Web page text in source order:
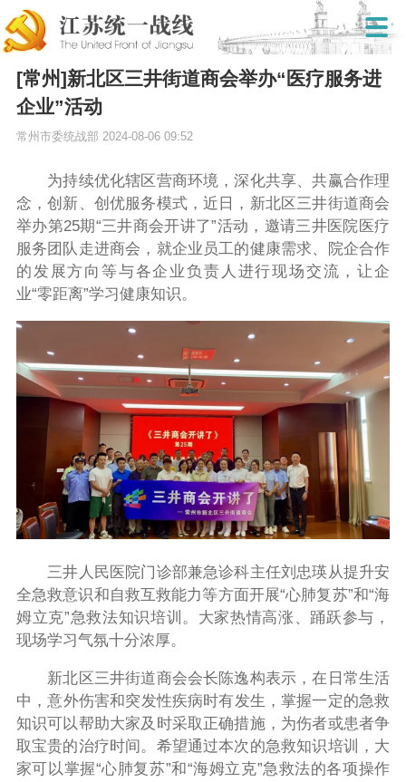
[常州]新北区三井街道商会举办“医疗服务进
企业”活动
常州市委统战部 2024-08-06 09:52
为持续优化辖区营商环境，深化共享、共赢合作理
念，创新、创优服务模式，近日，新北区三井街道商会
举办第25期“三井商会开讲了”活动，邀请三井医院医疗
服务团队走进商会，就企业员工的健康需求、院企合作
的发展方向等与各企业负责人进行现场交流，让企
业“零距离”学习健康知识。
三井人民医院门诊部兼急诊科主任刘忠瑛从提升安
全急救意识和自救互救能力等方面开展“心肺复苏”和“海
姆立克”急救法知识培训。大家热情高涨、踊跃参与，
现场学习气氛十分浓厚。
新北区三井街道商会会长陈逸构表示，在日常生活
中，意外伤害和突发性疾病时有发生，掌握一定的急救
知识可以帮助大家及时采取正确措施，为伤者或患者争
取宝贵的治疗时间。希望通过本次的急救知识培训，大
家可以掌握“心肺复苏”和“海姆立克”急救法的各项操作